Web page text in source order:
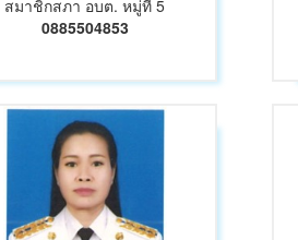
สมาชิกสภา อบต. หมู่ที่ 5
0885504853